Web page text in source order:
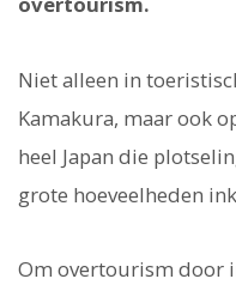
Niet alleen in
Kamakura, maar ook
heel Japan die
grote hoeveelheden
Om overtourism door